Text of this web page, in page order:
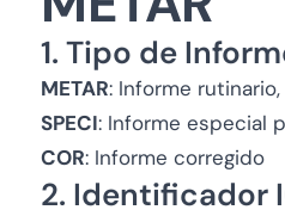
1. Tipo de
METAR: Informe
SPECI: Informe especial
COR: Informe corregido
2. Identificador